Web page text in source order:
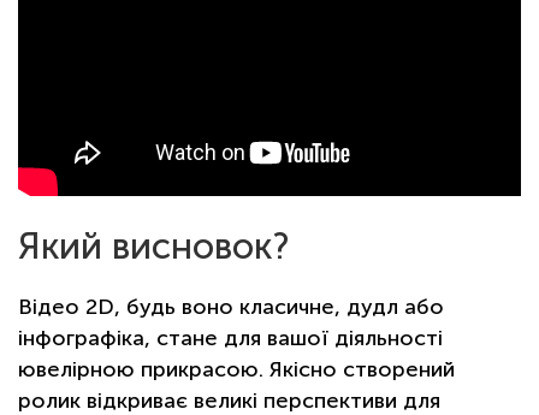
Який висновок?
Відео 2D, будь воно класичне, дудл або
інфографіка, стане для вашої діяльності
ювелірною прикрасою. Якісно створений
ролик відкриває великі перспективи для